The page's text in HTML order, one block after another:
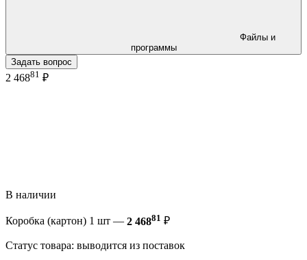
программы
Задать вопрос
2 46881 ₽
В наличии
Коробка (картон) 1 шт — 2 46881 ₽
Статус товара: выводится из поставок